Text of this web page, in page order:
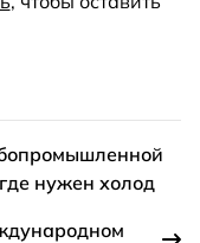
нужен холод